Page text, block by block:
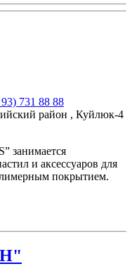
731 88 88
район , Куйлюк-4
занимается
и аксессуаров для
покрытием.